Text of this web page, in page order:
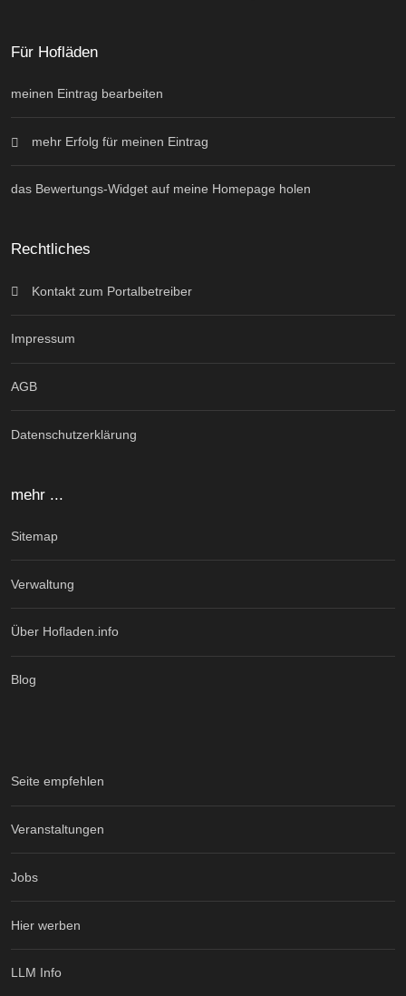
Für Hofläden
meinen Eintrag bearbeiten
mehr Erfolg für meinen Eintrag
das Bewertungs-Widget auf meine Homepage holen
Rechtliches
Kontakt zum Portalbetreiber
Impressum
AGB
Datenschutzerklärung
mehr ...
Sitemap
Verwaltung
Über Hofladen.info
Blog
Seite empfehlen
Veranstaltungen
Jobs
Hier werben
LLM Info